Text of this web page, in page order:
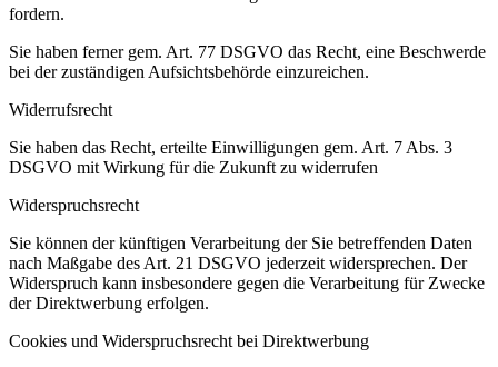
fordern.
Sie haben ferner gem. Art. 77 DSGVO das Recht, eine Beschwerde
bei der zuständigen Aufsichtsbehörde einzureichen.
Widerrufsrecht
Sie haben das Recht, erteilte Einwilligungen gem. Art. 7 Abs. 3
DSGVO mit Wirkung für die Zukunft zu widerrufen
Widerspruchsrecht
Sie können der künftigen Verarbeitung der Sie betreffenden Daten
nach Maßgabe des Art. 21 DSGVO jederzeit widersprechen. Der
Widerspruch kann insbesondere gegen die Verarbeitung für Zwecke
der Direktwerbung erfolgen.
Cookies und Widerspruchsrecht bei Direktwerbung